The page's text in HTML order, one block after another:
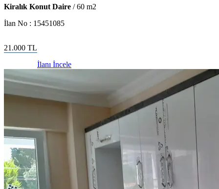
Kiralık Konut Daire /60 m2
İlan No : 15451085
21.000 TL
İlanı İncele